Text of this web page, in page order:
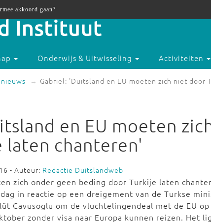
Onderwijs & Uitwisseling Activiteiten
Gabriel: 'Duitsland en EU moeten zich niet door
en EU moeten
laten chanteren'
- Auteur: Redactie Duitslandweb
zich onder geen beding door Turkije laten
in reactie op een dreigement van de Turkse
Cavusoglu om de vluchtelingendeal met de EU
zonder visa naar Europa kunnen reizen. Het
akkoord gaan?